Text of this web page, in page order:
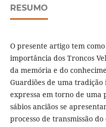
RESUMO
O presente artigo tem
importância dos Troncos
da memória e do
Guardiões de uma
expressa em torno de uma
sábios anciãos se
processo de transmissão